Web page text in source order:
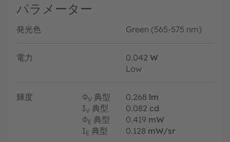
パラメーター
発光色 Green (565-575 nm)
電力 0.042 W
Low
輝度 ΦV 典型 0.268 lm
IV 典型 0.082 cd
ΦE 典型 0.419 mW
IE 典型 0.128 mW/sr